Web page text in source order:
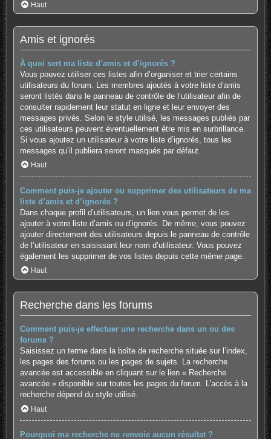
Haut
Amis et ignorés
À quoi sert ma liste d’amis et d’ignorés ?
Vous pouvez utiliser ces listes afin d’organiser et trier certains
utilisateurs du forum. Les membres ajoutés à votre liste d’amis
seront listés dans le panneau de contrôle de l’utilisateur afin de
consulter rapidement leur statut en ligne et leur envoyer des
messages privés. Selon le style utilisé, les messages publiés par
ces utilisateurs peuvent éventuellement être mis en surbrillance.
Si vous ajoutez un utilisateur à votre liste d’ignorés, tous les
messages qu’il publiera seront masqués par défaut.
Haut
Comment puis-je ajouter ou supprimer des utilisateurs de ma
liste d’amis et d’ignorés ?
Dans chaque profil d’utilisateurs, un lien vous permet de les
ajouter à votre liste d’amis ou d’ignorés. De même, vous pouvez
ajouter directement des utilisateurs depuis le panneau de contrôle
de l’utilisateur en saisissant leur nom d’utilisateur. Vous pouvez
également les supprimer de vos listes depuis cette même page.
Haut
Recherche dans les forums
Comment puis-je effectuer une recherche dans un ou des
forums ?
Saisissez un terme dans la boîte de recherche située sur l’index,
les pages des forums ou les pages de sujets. La recherche
avancée est accessible en cliquant sur le lien « Recherche
avancée » disponible sur toutes les pages du forum. L’accès à la
recherche dépend du style utilisé.
Haut
Pourquoi ma recherche ne renvoie aucun résultat ?